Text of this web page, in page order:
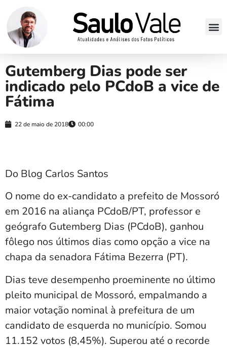
Gutemberg Dias pode ser
indicado pelo PCdoB a vice de
Fátima
22 de maio de 2018 00:00
Do Blog Carlos Santos
O nome do ex-candidato a prefeito de Mossoró
em 2016 na aliança PCdoB/PT, professor e
geógrafo Gutemberg Dias (PCdoB), ganhou
fôlego nos últimos dias como opção a vice na
chapa da senadora Fátima Bezerra (PT).
Dias teve desempenho proeminente no último
pleito municipal de Mossoró, empalmando a
maior votação nominal à prefeitura de um
candidato de esquerda no município. Somou
11.152 votos (8,45%). Superou até o recorde